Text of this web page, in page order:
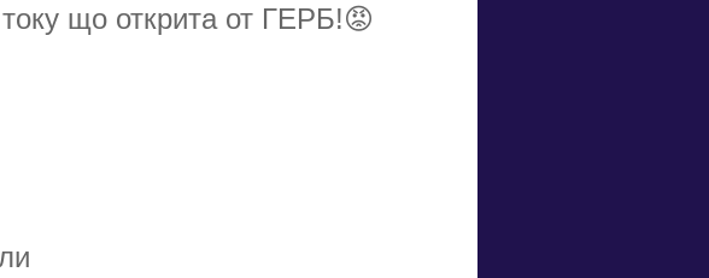
що открита от ГЕРБ!😡